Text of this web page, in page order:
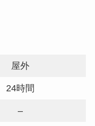
屋外
24時間
–